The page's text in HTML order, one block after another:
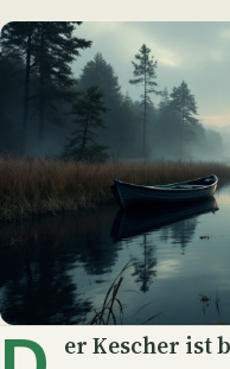
erKescher ist